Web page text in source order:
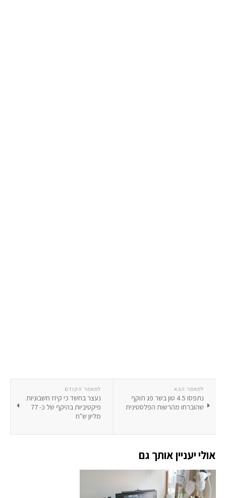
למאמר הקודם
נעצר בחשד כי קיזז חשבוניות
פיקטיביות בהיקף של כ- 77
מליון ש"ח
למאמר הבא
נתפסו 4.5 טון בשר פג תוקף
שהוברחו מהרשות הפלסטינית
אולי יעניין אותך גם